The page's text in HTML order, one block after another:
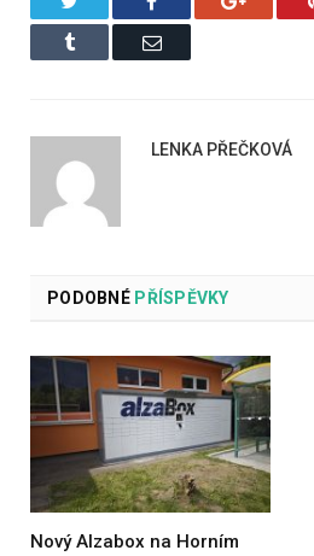
Tumblr Email
LENKA PŘEČKOVÁ
PODOBNÉPŘÍSPĚVKY
Nový Alzabox na Horním